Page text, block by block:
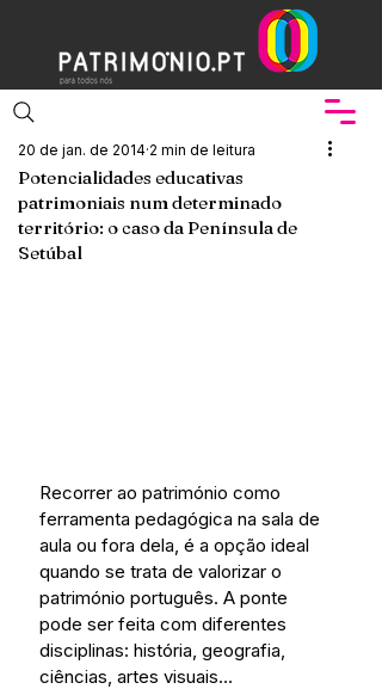
Potencialidades educativas
patrimoniais num determinado
território: o caso da Península de
Setúbal
20 de jan. de 2014 2 min de leitura
Recorrer ao património como
ferramenta pedagógica na sala de
aula ou fora dela, é a opção ideal
quando se trata de valorizar o
património português. A ponte
pode ser feita com diferentes
disciplinas: história, geografia,
ciências, artes visuais…